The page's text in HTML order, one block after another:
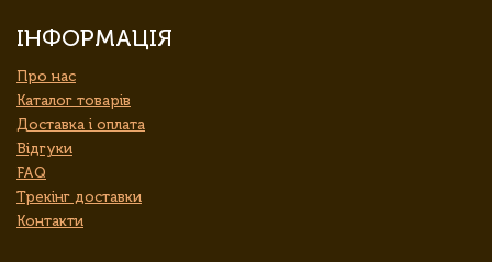
ІНФОРМАЦІЯ
Про нас
Каталог товарів
Доставка і оплата
Відгуки
FAQ
Трекінг доставки
Контакти